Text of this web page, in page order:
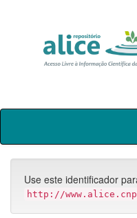
Skip
Use este identificador
http://